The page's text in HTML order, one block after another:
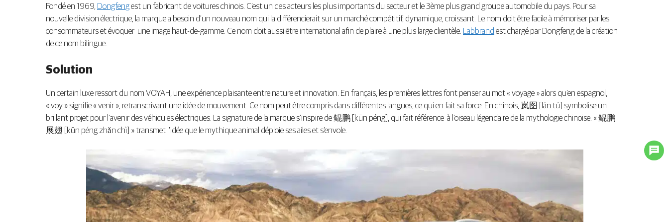
Fondé en 1969, Dongfengest un fabricant de voitures chinois. C’est un des acteurs les plus importants du secteur et le 3ème plus grand groupe automobile du pays. Pour sa
nouvelle division électrique, la marque a besoin d’un nouveau nom qui la différencierait sur un marché compétitif, dynamique, croissant. Le nom doit être facile à mémoriser par les
consommateurs et évoquer une image haut-de-gamme. Ce nom doit aussi être international afin de plaire à une plus large clientèle. Labbrand est chargé par Dongfeng de la création
de ce nom bilingue.
Solution
Un certain luxe ressort du nom VOYAH, une expérience plaisante entre nature et innovation. En français, les premières lettres font penser au mot « voyage » alors qu’en espagnol,
« voy » signifie « venir », retranscrivant une idée de mouvement. Ce nom peut être compris dans différentes langues, ce qui en fait sa force. En chinois, 岚图 [lán tú] symbolise un
brillant projet pour l’avenir des véhicules électriques. La signature de la marque s’inspire de 鲲鹏 [kūn péng], qui fait référence à l’oiseau légendaire de la mythologie chinoise. « 鲲鹏
展翅 [kūn péng zhǎn chì] » transmet l’idée que le mythique animal déploie ses ailes et s’envole.